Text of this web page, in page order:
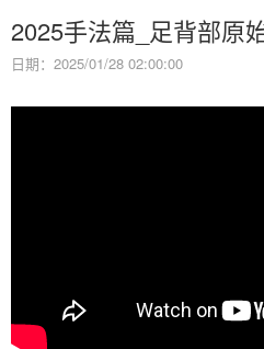
2025手法篇_足背部原
日期：2025/01/28 02:00:00